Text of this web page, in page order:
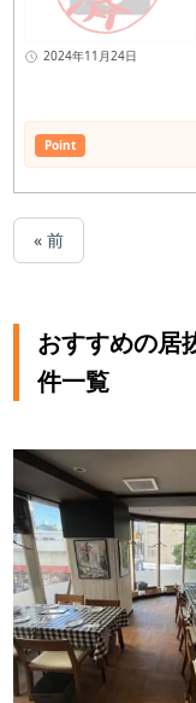
2024年11月24日
Point
« 前
おすすめの居
件一覧